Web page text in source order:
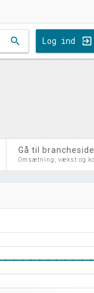
search Log ind
Gå til
Omsætning, vækst og